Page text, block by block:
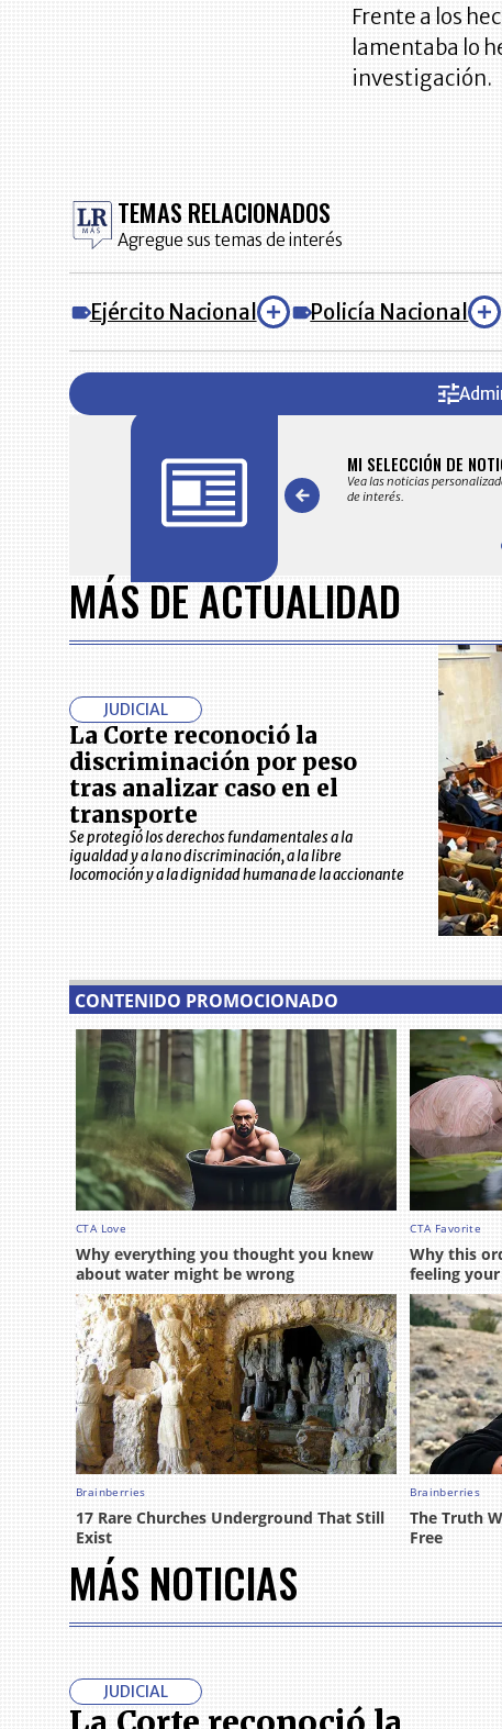
Frente a los
lamentaba lo
investigación.
TEMAS RELACIONADOS
Agregue sus temas de interés
Ejército Nacional Policía Nacional
en su correo electrónico las noticias seleccionadas por nuestro
MI SELECCIÓN DE
Vea las noticias
de interés.
of
7
MÁS DE ACTUALIDAD
JUDICIAL
La Corte reconoció la
discriminación por peso
tras analizar caso en el
transporte
Se protegió los derechos fundamentales a la
igualdad y a la no discriminación, a la libre
locomoción y a la dignidad humana de la accionante
MÁS NOTICIAS
JUDICIAL